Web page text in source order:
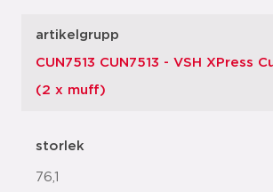
artikelgrupp
CUN7513 CUN7513 - VSH XPress
(2 x muff)
storlek
76,1